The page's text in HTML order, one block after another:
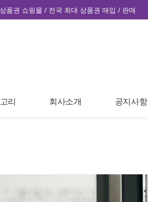
품권 쇼핑몰 / 전국 최대 상품권 매입 / 판매
리 회사소개 공지사항